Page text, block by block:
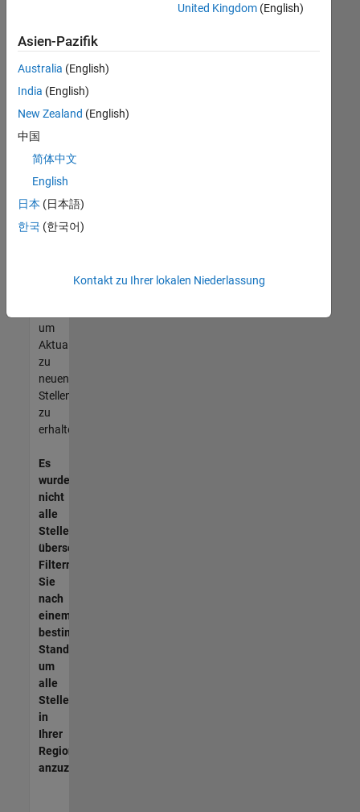
noch
keine
offenen
Stellen
können,
die
Ihren
entsprechen,
werden
unseres
um
Aktualisierungen
zu
neuen
Stellenangeboten
zu
erhalten.
Es
wurden
nicht
alle
Stellen
übersetzt.
Filtern
Sie
nach
einem
bestimmten
Standort,
um
alle
Stellenangebote
in
Ihrer
Region
anzuzeigen.
United Kingdom(English)
Asien-Pazifik
Australia (English)
India (English)
New Zealand (English)
中国
简体中文
English
日本 (日本語)
한국 (한국어)
Kontakt zu Ihrer lokalen Niederlassung